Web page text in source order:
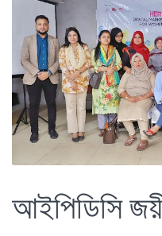
আইপিডিসি